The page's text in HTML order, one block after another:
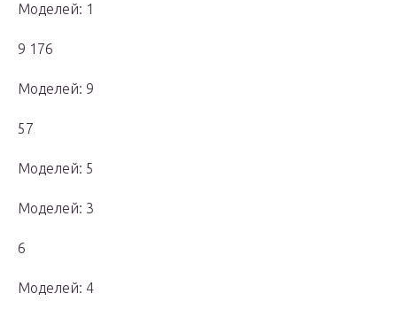
Моделей: 1
9 176
Моделей: 9
57
Моделей: 5
Моделей: 3
6
Моделей: 4